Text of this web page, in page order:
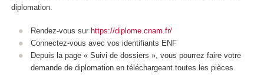
diplomation.
Rendez-vous sur https://diplome.cnam.fr/
Connectez-vous avec vos identifiants ENF
Depuis la page « Suivi de dossiers », vous pourrez faire votre
demande de diplomation en téléchargeant toutes les pièces